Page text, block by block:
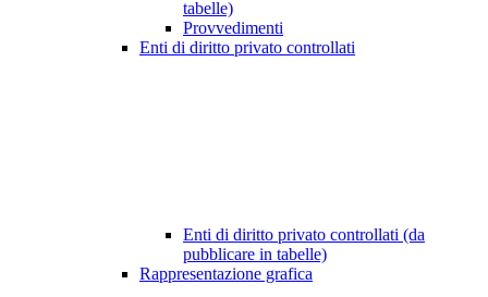
tabelle)
Provvedimenti
Enti di diritto privato controllati
Enti di diritto privato controllati (da
pubblicare in tabelle)
Rappresentazione grafica